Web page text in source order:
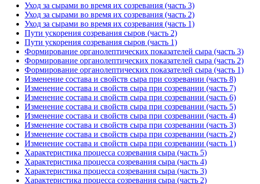
Уход за сырами во время их созревания (часть 3)
Уход за сырами во время их созревания (часть 2)
Уход за сырами во время их созревания (часть 1)
Пути ускорения созревания сыров (часть 2)
Пути ускорения созревания сыров (часть 1)
Формирование органолептических показателей сыра (часть 3)
Формирование органолептических показателей сыра (часть 2)
Формирование органолептических показателей сыра (часть 1)
Изменение состава и свойств сыра при созревании (часть 8)
Изменение состава и свойств сыра при созревании (часть 7)
Изменение состава и свойств сыра при созревании (часть 6)
Изменение состава и свойств сыра при созревании (часть 5)
Изменение состава и свойств сыра при созревании (часть 4)
Изменение состава и свойств сыра при созревании (часть 3)
Изменение состава и свойств сыра при созревании (часть 2)
Изменение состава и свойств сыра при созревании (часть 1)
Характеристика процесса созревания сыра (часть 5)
Характеристика процесса созревания сыра (часть 4)
Характеристика процесса созревания сыра (часть 3)
Характеристика процесса созревания сыра (часть 2)